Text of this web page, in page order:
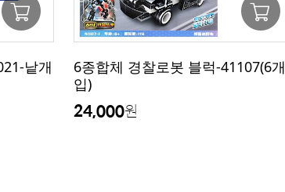
낱개
6종합체 경찰로봇 블럭-41107(6개
입)
24,000원